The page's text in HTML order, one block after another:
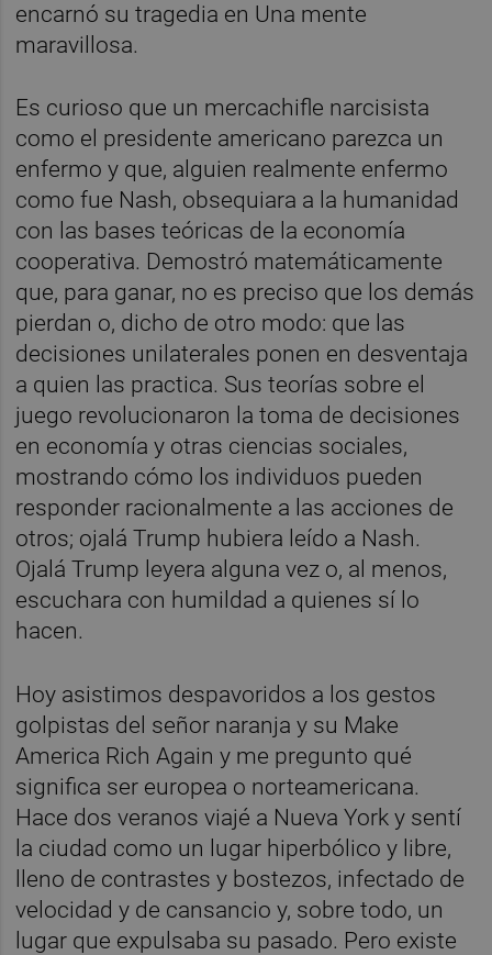
encarnó su tragedia en Una mente
maravillosa.
Es curioso que un mercachifle narcisista
como el presidente americano parezca un
enfermo y que, alguien realmente enfermo
como fue Nash, obsequiara a la humanidad
con las bases teóricas de la economía
cooperativa. Demostró matemáticamente
que, para ganar, no es preciso que los demás
pierdan o, dicho de otro modo: que las
decisiones unilaterales ponen en desventaja
a quien las practica. Sus teorías sobre el
juego revolucionaron la toma de decisiones
en economía y otras ciencias sociales,
mostrando cómo los individuos pueden
responder racionalmente a las acciones de
otros; ojalá Trump hubiera leído a Nash.
Ojalá Trump leyera alguna vez o, al menos,
escuchara con humildad a quienes sí lo
hacen.
Hoy asistimos despavoridos a los gestos
golpistas del señor naranja y su Make
America Rich Again y me pregunto qué
significa ser europea o norteamericana.
Hace dos veranos viajé a Nueva York y sentí
la ciudad como un lugar hiperbólico y libre,
lleno de contrastes y bostezos, infectado de
velocidad y de cansancio y, sobre todo, un
lugar que expulsaba su pasado. Pero existe